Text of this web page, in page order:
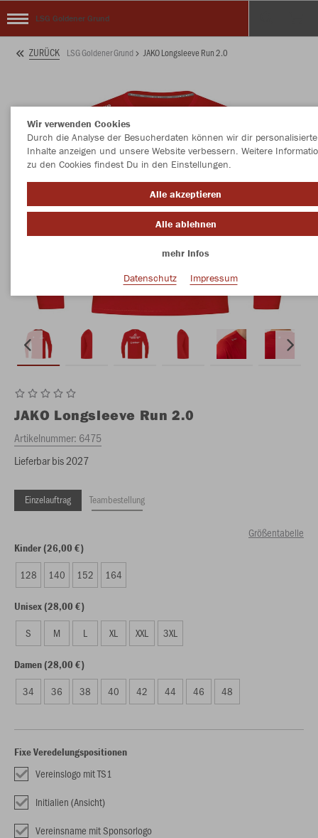
LSG Goldener Grund
ZURÜCK LSG Goldener Grund JAKO Longsleeve Run 2.0
JAKO Longsleeve Run 2.0
Artikelnummer: 6475
Lieferbar bis 2027
Einzelauftrag Teambestellung
Größentabelle
Kinder (26,00 €)
128 140 152 164
Unisex (28,00 €)
S M L XL XXL 3XL
Damen (28,00 €)
34 36 38 40 42 44 46 48
Fixe Veredelungspositionen
Vereinslogo mit TS1
Initialien (Ansicht)
Vereinsname mit Sponsorlogo
Wir verwenden Cookies
Durch die Analyse der Besucherdaten können wir dir personalisierte
Inhalte anzeigen und unsere Website verbessern. Weitere
zu den Cookies findest Du in den Einstellungen.
Alle akzeptieren
Alle ablehnen
mehr Infos
Datenschutz
Impressum